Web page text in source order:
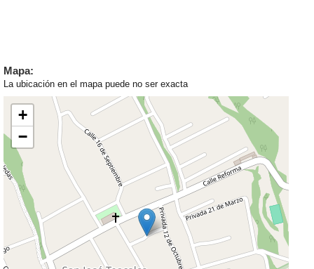
Mapa:
La ubicación en el mapa puede no ser exacta
+
−